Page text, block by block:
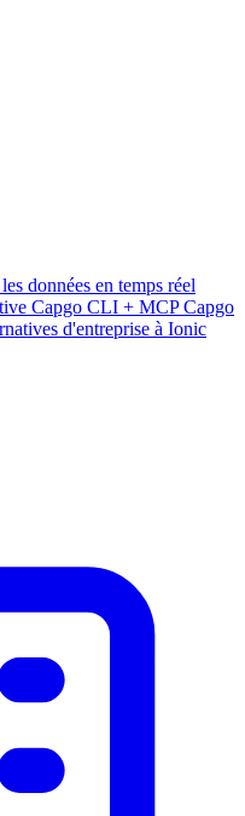
données en temps réel
Capgo CLI + MCPCapgo
d'entreprise à Ionic